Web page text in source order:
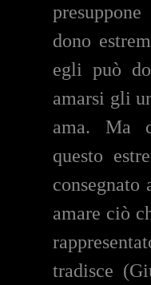
dono
egli può
amarsi gli
ama. Ma
questo
amare ciò
tradisce